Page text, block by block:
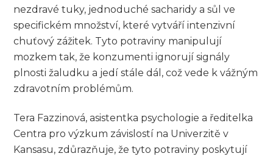
nezdravé tuky, jednoduché sacharidy a sůl ve
specifickém množství, které vytváří intenzivní
chuťový zážitek. Tyto potraviny manipulují
mozkem tak, že konzumenti ignorují signály
plnosti žaludku a jedí stále dál, což vede k vážným
zdravotním problémům.
Tera Fazzinová, asistentka psychologie a ředitelka
Centra pro výzkum závislostí na Univerzitě v
Kansasu, zdůrazňuje, že tyto potraviny poskytují